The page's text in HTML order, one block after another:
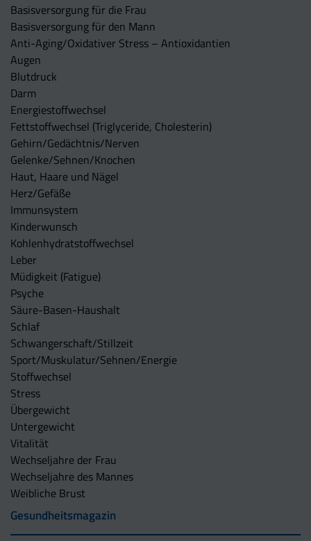
Basisversorgung für die Frau
Basisversorgung für den Mann
Anti-Aging/Oxidativer Stress – Antioxidantien
Augen
Blutdruck
Darm
Energiestoffwechsel
Fettstoffwechsel (Triglyceride, Cholesterin)
Gehirn/Gedächtnis/Nerven
Gelenke/Sehnen/Knochen
Haut, Haare und Nägel
Herz/Gefäße
Immunsystem
Kinderwunsch
Kohlenhydratstoffwechsel
Leber
Müdigkeit (Fatigue)
Psyche
Säure-Basen-Haushalt
Schlaf
Schwangerschaft/Stillzeit
Sport/Muskulatur/Sehnen/Energie
Stoffwechsel
Stress
Übergewicht
Untergewicht
Vitalität
Wechseljahre der Frau
Wechseljahre des Mannes
Weibliche Brust
Gesundheitsmagazin